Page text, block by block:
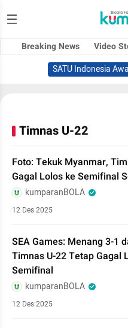
Breaking News Video
SATU Indonesia
Timnas U-22
Foto: Tekuk Myanmar,
Gagal Lolos ke Semifinal
kumparanBOLA
12 Des 2025
SEA Games: Menang 3-1
Timnas U-22 Tetap Gagal
Semifinal
kumparanBOLA
12 Des 2025